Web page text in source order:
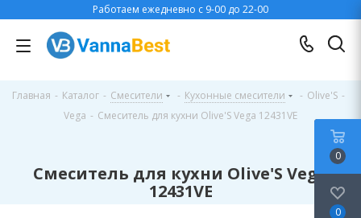
Работаем ежедневно с 9-00 до 22-00
Главная - Каталог - Смесители - Кухонные смесители - Olive'S -
Vega - Смеситель для кухни Olive'S Vega 12431VE
Смеситель для кухни Olive'S Vega
12431VE
0
0